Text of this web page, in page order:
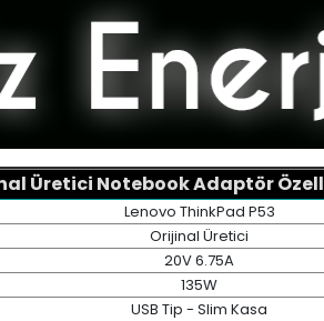
Üretici Notebook Adaptör
Lenovo ThinkPad P53
Orijinal Üretici
20V 6.75A
135W
USB Tip - Slim Kasa